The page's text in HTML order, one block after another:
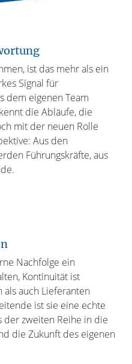
ist das mehr als ein
Signal für
dem eigenen Team
die Abläufe, die
mit der neuen Rolle
Aus den
Führungskräfte, aus
Nachfolge ein
Kontinuität ist
als auch Lieferanten
ist sie eine echte
der zweiten Reihe in die
die Zukunft des eigenen